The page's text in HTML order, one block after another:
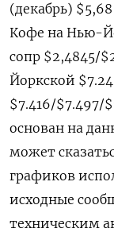
(декабрь)
Кофе на Нью-
сопр $2,4845/
Йоркской
$7.416/$7.497/
основан на
может
графиков
исходные
техническим